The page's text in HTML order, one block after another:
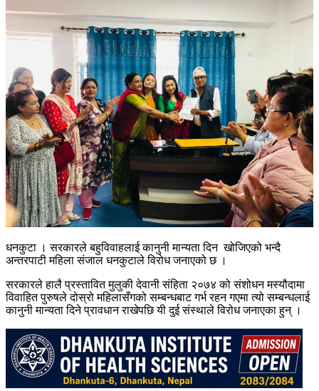
धनकुटा । सरकारले बहुविवाहलाई कानुनी मान्यता दिन खोजिएको भन्दै
अन्तरपाटी महिला संजाल धनकुटाले विरोध जनाएको छ ।
सरकारले हालै प्रस्तावित मुलुकी देवानी संहिता २०७४ को संशोधन मस्यौदामा
विवाहित पुरुषले दोस्रो महिलासँगको सम्बन्धबाट गर्भ रहन गएमा त्यो सम्बन्धलाई
कानुनी मान्यता दिने प्रावधान राखेपछि यी दुई संस्थाले विरोध जनाएका हुन् ।